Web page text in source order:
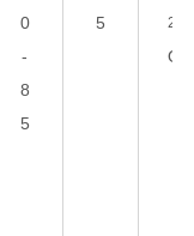
0
-
8
5
5
2
O